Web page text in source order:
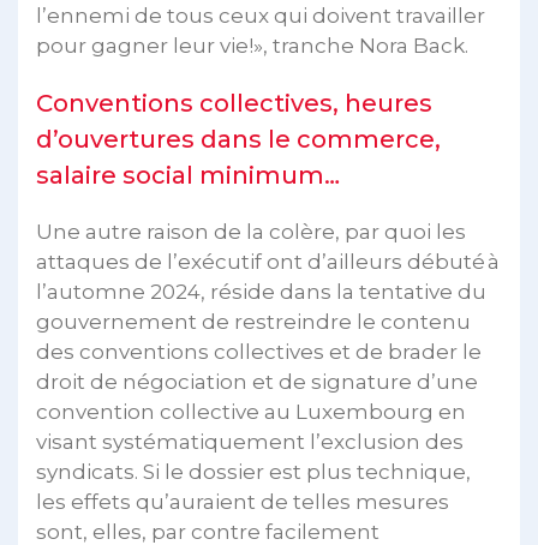
l’ennemi de tous ceux qui doivent travailler
pour gagner leur vie!», tranche Nora Back.
Conventions collectives, heures
d’ouvertures dans le commerce,
salaire social minimum…
Une autre raison de la colère, par quoi les
attaques de l’exécutif ont d’ailleurs débuté à
l’automne 2024, réside dans la tentative du
gouvernement de restreindre le contenu
des conventions collectives et de brader le
droit de négociation et de signature d’une
convention collective au Luxembourg en
visant systématiquement l’exclusion des
syndicats. Si le dossier est plus technique,
les effets qu’auraient de telles mesures
sont, elles, par contre facilement